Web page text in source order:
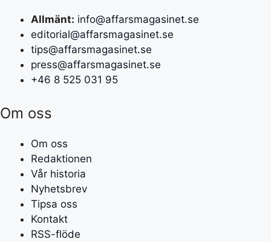
Allmänt: info@affarsmagasinet.se
editorial@affarsmagasinet.se
tips@affarsmagasinet.se
press@affarsmagasinet.se
+46 8 525 031 95
Om oss
Om oss
Redaktionen
Vår historia
Nyhetsbrev
Tipsa oss
Kontakt
RSS-flöde